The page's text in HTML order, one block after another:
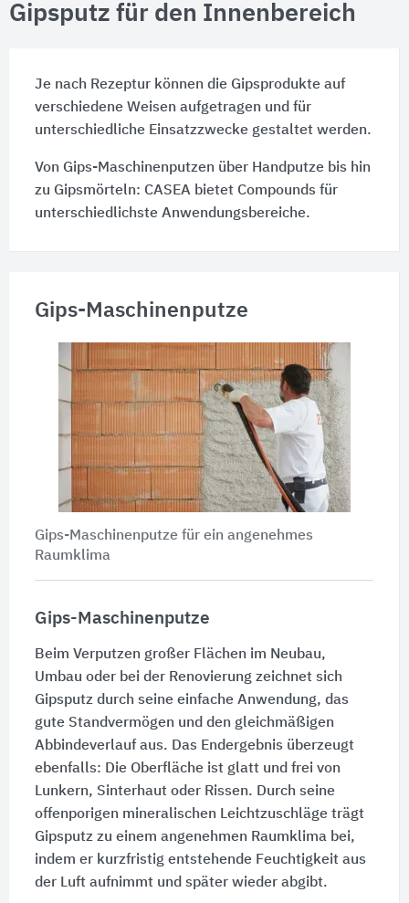
Gipsputz für den Innenbereich
Je nach Rezeptur können die Gipsprodukte auf
verschiedene Weisen aufgetragen und für
unterschiedliche Einsatzzwecke gestaltet werden.
Von Gips-Maschinenputzen über Handputze bis hin
zu Gipsmörteln: CASEA bietet Compounds für
unterschiedlichste Anwendungsbereiche.
Gips-Maschinenputze
Gips-Maschinenputze für ein angenehmes
Raumklima
Gips-Maschinenputze
Beim Verputzen großer Flächen im Neubau,
Umbau oder bei der Renovierung zeichnet sich
Gipsputz durch seine einfache Anwendung, das
gute Standvermögen und den gleichmäßigen
Abbindeverlauf aus. Das Endergebnis überzeugt
ebenfalls: Die Oberfläche ist glatt und frei von
Lunkern, Sinterhaut oder Rissen. Durch seine
offenporigen mineralischen Leichtzuschläge trägt
Gipsputz zu einem angenehmen Raumklima bei,
indem er kurzfristig entstehende Feuchtigkeit aus
der Luft aufnimmt und später wieder abgibt.